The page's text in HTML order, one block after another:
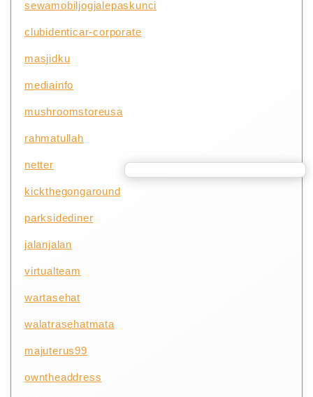
sewamobiljogjalepaskunci
clubidenticar-corporate
masjidku
mediainfo
mushroomstoreusa
rahmatullah
netter
kickthegongaround
parksidediner
jalanjalan
virtualteam
wartasehat
walatrasehatmata
majuterus99
owntheaddress